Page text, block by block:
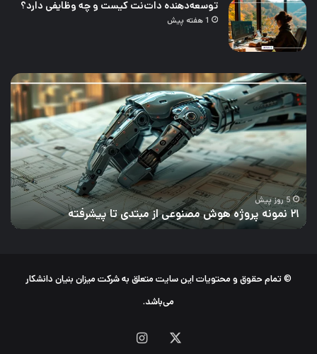
توسعه‌دهنده دات‌نت کیست و چه وظایفی دارد؟
1 هفته پیش
۲۱
نمونه
پروژه
هوش
مصنوعی
از
مبتدی
تا
پیشرفته
5 روز پیش
۲۱ نمونه پروژه هوش مصنوعی از مبتدی تا پیشرفته
و
چه
© تمام حقوق و محتویات این سایت متعلق به شرکت میزان بنیان دانشکار
می‌باشد.
اینستاگرام